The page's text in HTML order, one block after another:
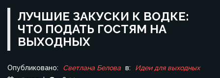
ЛУЧШИЕ ЗАКУСКИ К ВОДКЕ:
ЧТО ПОДАТЬ ГОСТЯМ НА
ВЫХОДНЫХ
Опубликовано: Светлана Белова в:
Идеи для выходных